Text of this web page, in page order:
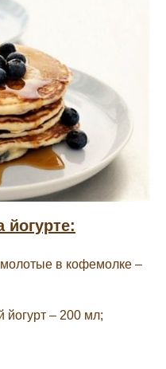
в кофемолке –
йогурт – 200 мл;